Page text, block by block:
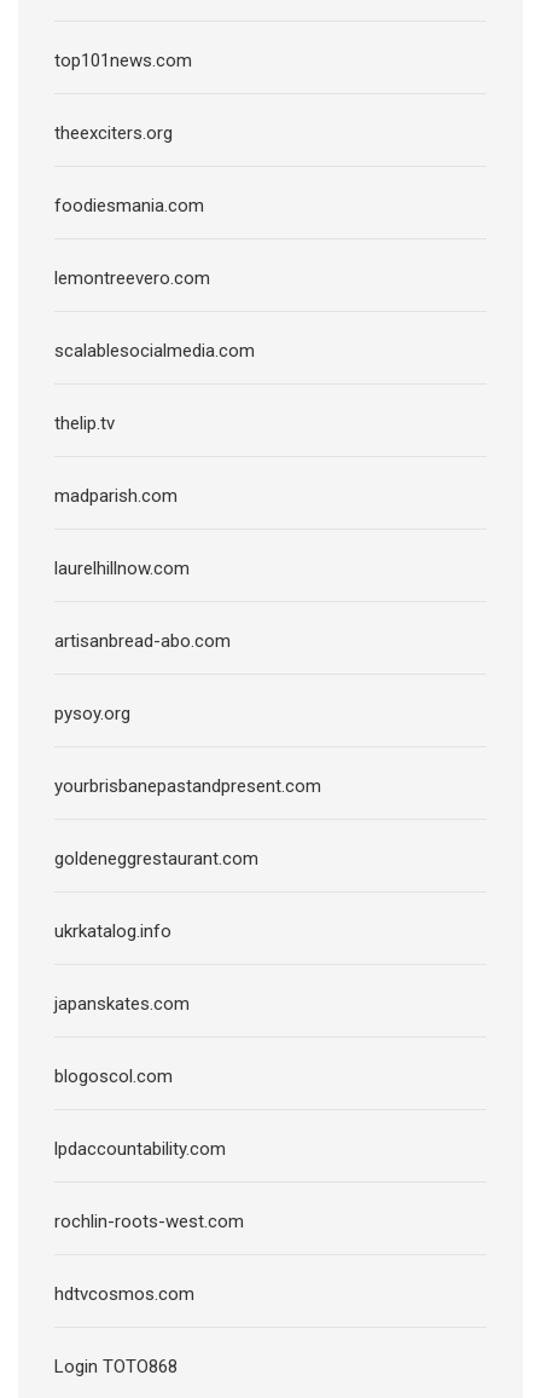
top101news.com
theexciters.org
foodiesmania.com
lemontreevero.com
scalablesocialmedia.com
thelip.tv
madparish.com
laurelhillnow.com
artisanbread-abo.com
pysoy.org
yourbrisbanepastandpresent.com
goldeneggrestaurant.com
ukrkatalog.info
japanskates.com
blogoscol.com
lpdaccountability.com
rochlin-roots-west.com
hdtvcosmos.com
Login TOTO868